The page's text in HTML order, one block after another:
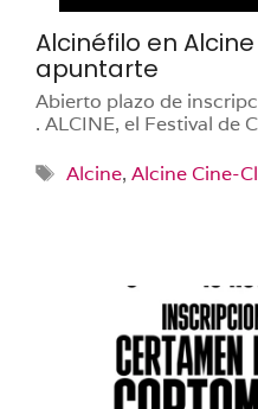
Alcinéfilo en
apuntarte
Abierto plazo de
. ALCINE, el Festival de
Etiquetas
Alcine, Alcine Cine-